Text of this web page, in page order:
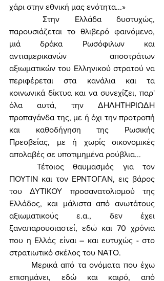
χάρι στην εθνική μας ενότητα...»
	Στην Ελλάδα δυστυχώς,
παρουσιάζεται το θλιβερό φαινόμενο,
μιά δράκα Ρωσόφιλων και
αντιαμερικανών αποστράτων
αξιωματικών του Ελληνικού στρατού να
περιφέρεται στα κανάλια και τα
κοινωνικά δίκτυα και να συνεχίζει, παρ'
όλα αυτά, την ΔΗΛΗΤΗΡΙΩΔΗ
προπαγάνδα της, με ή όχι την προτροπή
και καθοδήγηση της Ρωσικής
Πρεσβείας, με ή χωρίς οικονομικές
απολαβές σε υποτιμημένα ρούβλια...
ΠΟΥΤΙΝ και τον ΕΡΝΤΟΓΑΝ, εις βάρος
του ΔΥΤΙΚΟΥ προσανατολισμού της
Ελλάδος, και μάλιστα από ανωτάτους
αξιωματικούς ε.α., δεν έχει
ξαναπαρουσιαστεί, εδώ και 70 χρόνια
που η Ελλάς είναι – και ευτυχώς - στο
στρατιωτικό σκέλος του ΝΑΤΟ.
επισημάνει, εδώ και καιρό, από